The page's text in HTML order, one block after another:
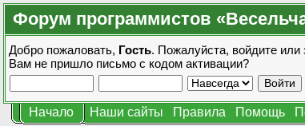
Форум программистов
Добро пожаловать, Гость. Пожалуйста, войдите или
Вам не пришло письмо с кодом активации?
Начало Наши сайты Правила Помощь